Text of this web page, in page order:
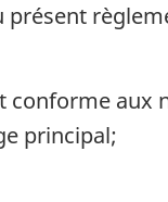
présent
conforme
principal;